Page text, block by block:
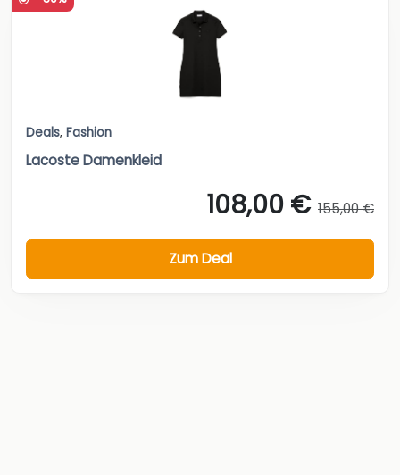
Deals, Fashion
Lacoste Damenkleid
108,00 € 155,00 €
Zum Deal